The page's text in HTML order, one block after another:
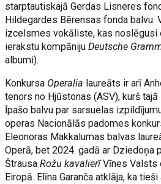
starptautiskajā Gerdas Lisneres
Hildegardes Bērensas fonda balvu.
izcelsmes vokāliste, kas noslēgusi
ierakstu kompānijuDeutsche
albumi).
Konkursa Operalia laureāts ir arī
tenors no Hjūstonas (ASV), kurš
Īpašo balvu par sarsuelas
operas Nacionālās padomes
Eleonoras Makkalumas balvas
Operā, bet 2024. gadā ar Dziedoņa
ŠtrausaRožu kavalierīVīnes Valsts
Eiropā. Elīna Garanča atklāja, ka